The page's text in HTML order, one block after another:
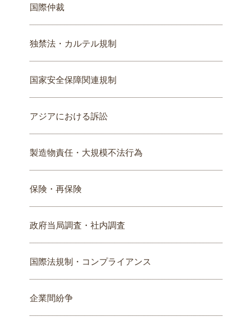
国際仲裁
独禁法・カルテル規制
国家安全保障関連規制
アジアにおける訴訟
製造物責任・大規模不法行為
保険・再保険
政府当局調査・社内調査
国際法規制・コンプライアンス
企業間紛争